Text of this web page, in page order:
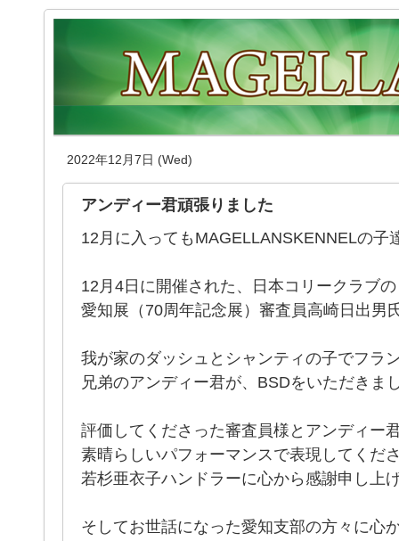
2022年12月7日 (Wed)
アンディー君頑張りました
12月に入ってもMAGELLANSKENNELの子
12月4日に開催された、日本コリークラブの
愛知展（70周年記念展）審査員高崎日出男
我が家のダッシュとシャンティの子でフラ
兄弟のアンディー君が、BSDをいただきま
評価してくださった審査員様とアンディー
素晴らしいパフォーマンスで表現してくだ
若杉亜衣子ハンドラーに心から感謝申し上
そしてお世話になった愛知支部の方々に心